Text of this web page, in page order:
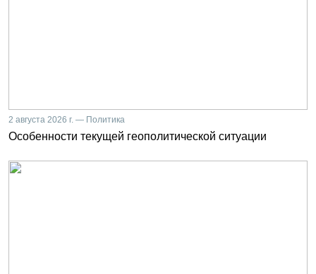
2 августа 2026 г. — Политика
Особенности текущей геополитической ситуации